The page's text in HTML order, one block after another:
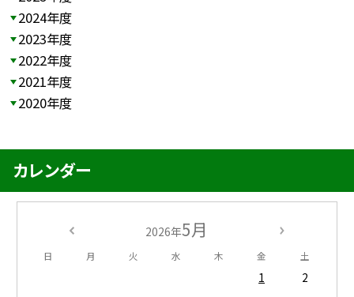
2024年度
2023年度
2022年度
2021年度
2020年度
カレンダー
2026年5月
日 月 火 水 木 金 土
1
2